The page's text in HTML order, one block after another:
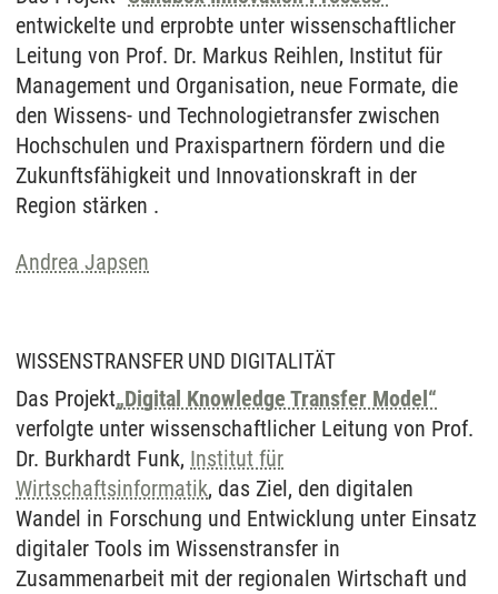
entwickelte und erprobte unter wissenschaftlicher
Leitung von Prof. Dr. Markus Reihlen, Institut für
Management und Organisation, neue Formate, die
den Wissens- und Technologietransfer zwischen
Hochschulen und Praxispartnern fördern und die
Zukunftsfähigkeit und Innovationskraft in der
Region stärken .
Andrea Japsen
WISSENSTRANSFER UND DIGITALITÄT
Das Projekt„Digital Knowledge Transfer Model“
verfolgte unter wissenschaftlicher Leitung von Prof.
Dr. Burkhardt Funk, Institut für
Wirtschaftsinformatik, das Ziel, den digitalen
Wandel in Forschung und Entwicklung unter Einsatz
digitaler Tools im Wissenstransfer in
Zusammenarbeit mit der regionalen Wirtschaft und